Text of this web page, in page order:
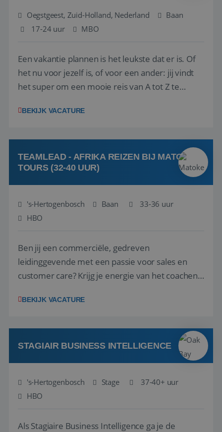
Oegstgeest, Zuid-Holland, Nederland
Baan
17-24 uur
MBO
Een vakantie plannen is het leukste dat er is. Of
het nu voor jezelf is, of voor een ander: jij vindt
het super om een mooie reis van A tot Z te
vakantiegangers de meest prachtige plekjes op
werken: of het nu gaat om vragen ...
BEKIJK VACATURE
TEAMLEAD - AFRIKA REIZEN BIJ MATOKE
TOURS (32-40 UUR)
's-Hertogenbosch Baan
33-36 uur
HBO
Ben jij een commerciële, gedreven
leidinggevende met een passie voor sales en
customer care? Krijg je energie van het coachen
successen te behalen? En is jouw dagelijkse doel
door ieders talenten optimaal te benutten? Dan
hebbe...
BEKIJK VACATURE
STAGIAIR BUSINESS INTELLIGENCE
's-Hertogenbosch Stage
37-40+ uur
HBO
Als Stagiaire Business Intelligence ga je de